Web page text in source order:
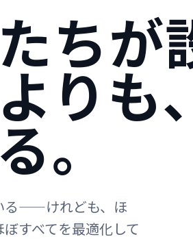
ちが
りも
。
る——けれども、ほ
すべてを最適化して